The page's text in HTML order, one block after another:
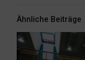
Ähnliche Beiträge